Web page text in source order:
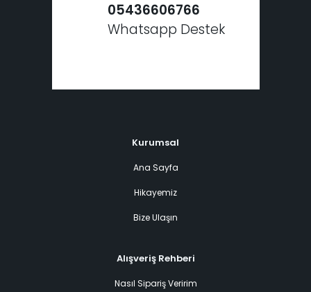
05436606766
Whatsapp Destek
Kurumsal
Ana Sayfa
Hikayemiz
Bize Ulaşın
Alışveriş Rehberi
Nasıl Sipariş Veririm